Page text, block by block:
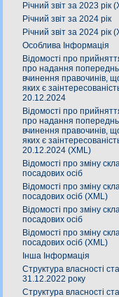
Річний звіт за 2023 рік
Річний звіт за 2024 рік
Річний звіт за 2024 рік
Особлива Інформація
Відомості про
про надання
вчинення правочинів,
яких є
20.12.2024
Відомості про
про надання
вчинення правочинів,
яких є
20.12.2024 (XML)
Відомості про зміну
посадових осіб
Відомості про зміну
посадових осіб (XML)
Відомості про зміну
посадових осіб
Відомості про зміну
посадових осіб (XML)
Інша Інформація
Структура власності
31.12.2022 року
Структура власності